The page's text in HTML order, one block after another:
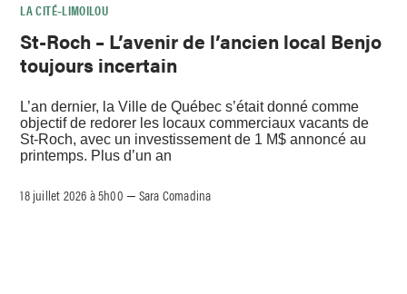
LA CITÉ–LIMOILOU
St-Roch – L’avenir de l’ancien local Benjo
toujours incertain
L’an dernier, la Ville de Québec s’était donné comme
objectif de redorer les locaux commerciaux vacants de
St-Roch, avec un investissement de 1 M$ annoncé au
printemps. Plus d’un an
18 juillet 2026 à 5h00 – Sara Comadina